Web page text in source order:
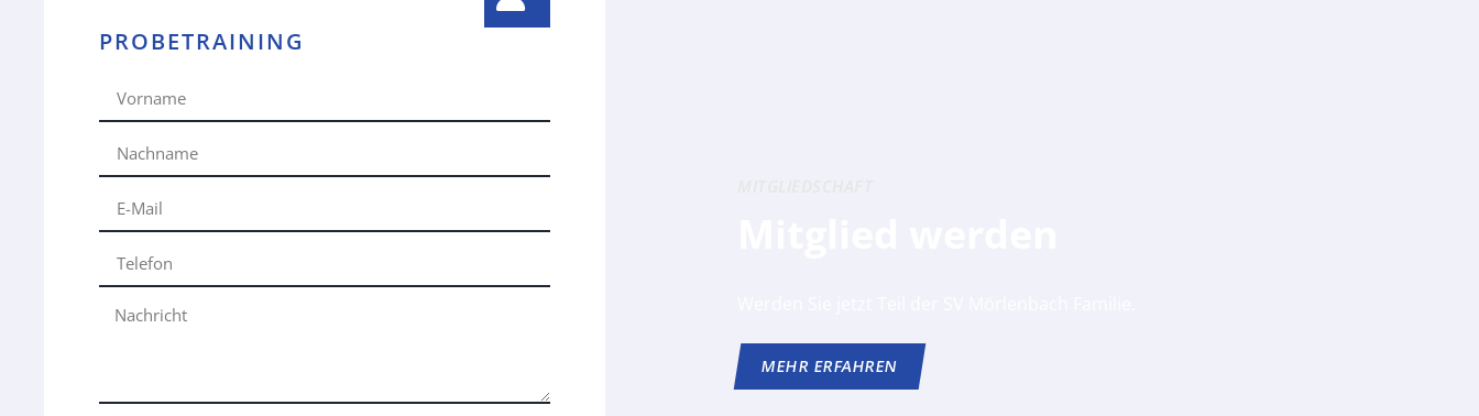
PROBETRAINING
MEHR ERFAHREN